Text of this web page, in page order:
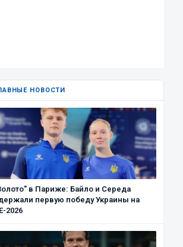
НОВОСТИ
в Париже: Байло и Середа
первую победу Украины на
2026